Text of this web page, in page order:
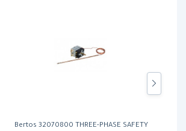
Bertos 32070800 THREE-PHASE SAFETY